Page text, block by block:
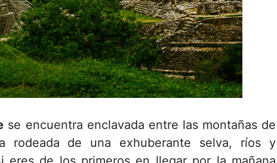
se encuentra enclavada entre las montañas de
rodeada de una exhuberante selva, ríos y